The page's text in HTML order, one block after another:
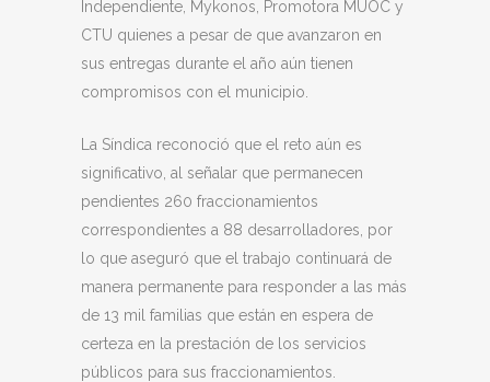
Independiente, Mykonos, Promotora MUOC y
CTU quienes a pesar de que avanzaron en
sus entregas durante el año aún tienen
compromisos con el municipio.
La Síndica reconoció que el reto aún es
significativo, al señalar que permanecen
pendientes 260 fraccionamientos
correspondientes a 88 desarrolladores, por
lo que aseguró que el trabajo continuará de
manera permanente para responder a las más
de 13 mil familias que están en espera de
certeza en la prestación de los servicios
públicos para sus fraccionamientos.